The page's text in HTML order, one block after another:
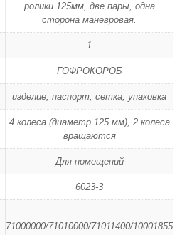
ролики 125мм, две пары, одна
сторона маневровая.
1
ГОФРОКОРОБ
изделие, паспорт, сетка, упаковка
4 колеса (диаметр 125 мм), 2 колеса
вращаются
Для помещений
6023-3
71000000/71010000/71011400/10001855